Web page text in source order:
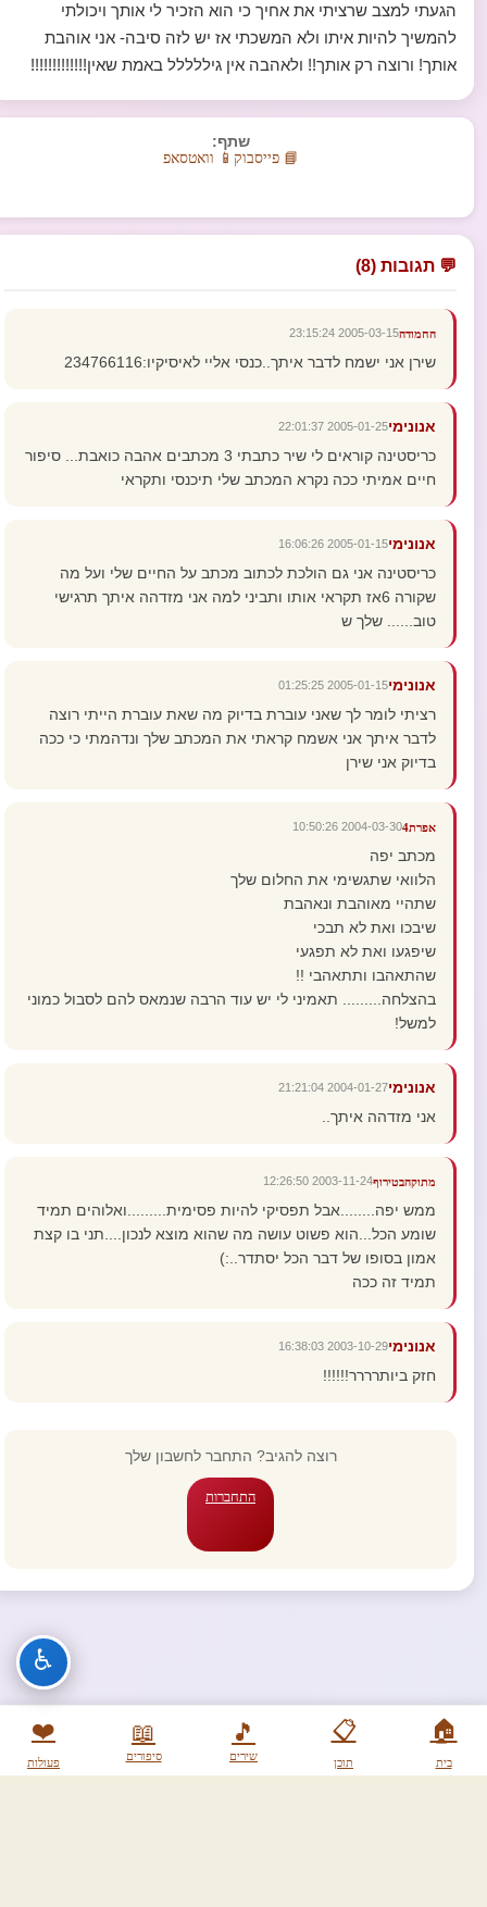
🏠
בית
📋
תוכן
🎵
שירים
📖
סיפורים
❤️
פעולות
הגעתי למצב שרציתי את אחיך כי הוא הזכיר לי אותך ויכולתי
להמשיך להיות איתו ולא המשכתי אז יש לזה סיבה- אני אוהבת
אותך! ורוצה רק אותך!! ולאהבה אין גיללללל באמת שאין!!!!!!!!!!!!!
שתף:
📘 פייסבוק 📱 וואטסאפ
💬 תגובות (8)
החמודה2005-03-15 23:15:24
שירן אני ישמח לדבר איתך..כנסי אליי לאיסיקיו:234766116
אנונימי2005-01-25 22:01:37
כריסטינה קוראים לי שיר כתבתי 3 מכתבים אהבה כואבת... סיפור
חיים אמיתי ככה נקרא המכתב שלי תיכנסי ותקראי
אנונימי2005-01-15 16:06:26
כריסטינה אני גם הולכת לכתוב מכתב על החיים שלי ועל מה
שקורה 6אז תקראי אותו ותביני למה אני מזדהה איתך תרגישי
טוב...... שלך ש
אנונימי2005-01-15 01:25:25
רציתי לומר לך שאני עוברת בדיוק מה שאת עוברת הייתי רוצה
לדבר איתך אני אשמח קראתי את המכתב שלך ונדהמתי כי ככה
בדיוק אני שירן
אפרת4 2004-03-30 10:50:26
מכתב יפה
הלוואי שתגשימי את החלום שלך
שתהיי מאוהבת ונאהבת
שיבכו ואת לא תבכי
שיפגעו ואת לא תפגעי
שהתאהבו ותתאהבי !!
בהצלחה......... תאמיני לי יש עוד הרבה שנמאס להם לסבול כמוני
למשל!
אנונימי2004-01-27 21:21:04
אני מזדהה איתך..
מתוקהבטירוף2003-11-24 12:26:50
ממש יפה........אבל תפסיקי להיות פסימית.........ואלוהים תמיד
שומע הכל...הוא פשוט עושה מה שהוא מוצא לנכון....תני בו קצת
אמון בסופו של דבר הכל יסתדר..:)
תמיד זה ככה
אנונימי2003-10-29 16:38:03
חזק ביותרררר!!!!!!
רוצה להגיב? התחבר לחשבון שלך
התחברות
♿